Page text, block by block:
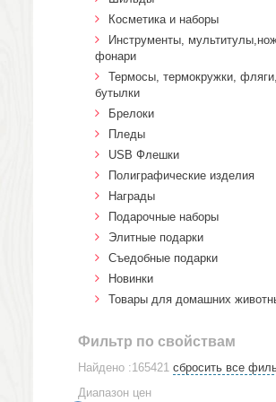
Косметика и наборы
Инструменты,
фонари
Термосы, термокружки, фляги,
бутылки
Брелоки
Пледы
USB Флешки
Полиграфические изделия
Награды
Подарочные наборы
Элитные подарки
Cъедобные подарки
Новинки
Товары для домашних
Фильтр по свойствам
Найдено :165421 сбросить все
Диапазон цен